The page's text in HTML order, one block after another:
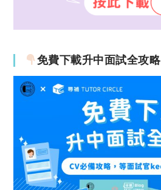
免費下載升中面試全攻略